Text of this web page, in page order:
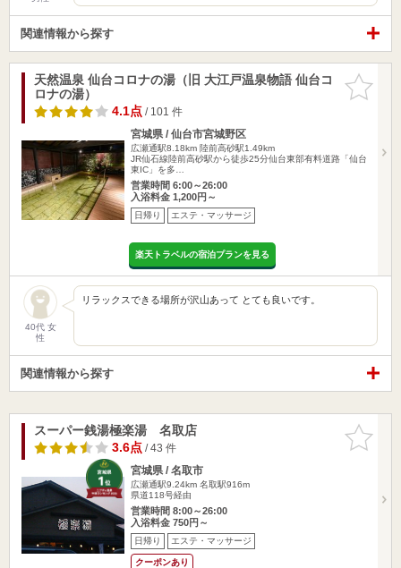
関連情報から探す
お気に入
りに追加
天然温泉 仙台コロナの湯（旧 大江戸温泉物語 仙台コ
ロナの湯）
4.1点/ 101 件
宮城県 / 仙台市宮城野区
広瀬通駅8.18km 陸前高砂駅1.49km
JR仙石線陸前高砂駅から徒歩25分仙台東部有料道路「仙台
東IC」を多…
営業時間 6:00～26:00
入浴料金 1,200円～
日帰り エステ・マッサージ
楽天トラベルの宿泊プランを見る
40代 女
性
リラックスできる場所が沢山あって とても良いです。
関連情報から探す
お気に入
りに追加
スーパー銭湯極楽湯 名取店
3.6点/ 43 件
宮城県 / 名取市
広瀬通駅9.24km 名取駅916m
県道118号経由
営業時間 8:00～26:00
入浴料金 750円～
日帰り エステ・マッサージ
クーポンあり